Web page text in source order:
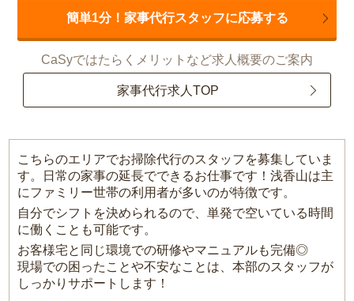
簡単1分！家事代行スタッフに応募する
CaSyではたらくメリットなど求人概要のご案内
家事代行求人TOP
こちらのエリアでお掃除代行のスタッフを募集していま
す。日常の家事の延長でできるお仕事です！浅香山は主
にファミリー世帯の利用者が多いのが特徴です。
自分でシフトを決められるので、単発で空いている時間
に働くことも可能です。
お客様宅と同じ環境での研修やマニュアルも完備◎
現場での困ったことや不安なことは、本部のスタッフが
しっかりサポートします！